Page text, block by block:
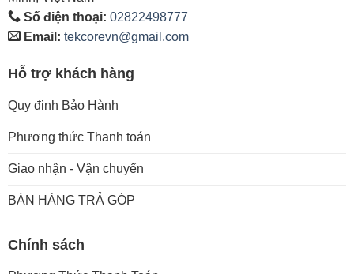
Số điện thoại: 02822498777
Email: tekcorevn@gmail.com
Hỗ trợ khách hàng
Quy định Bảo Hành
Phương thức Thanh toán
Giao nhận - Vận chuyển
BÁN HÀNG TRẢ GÓP
Chính sách